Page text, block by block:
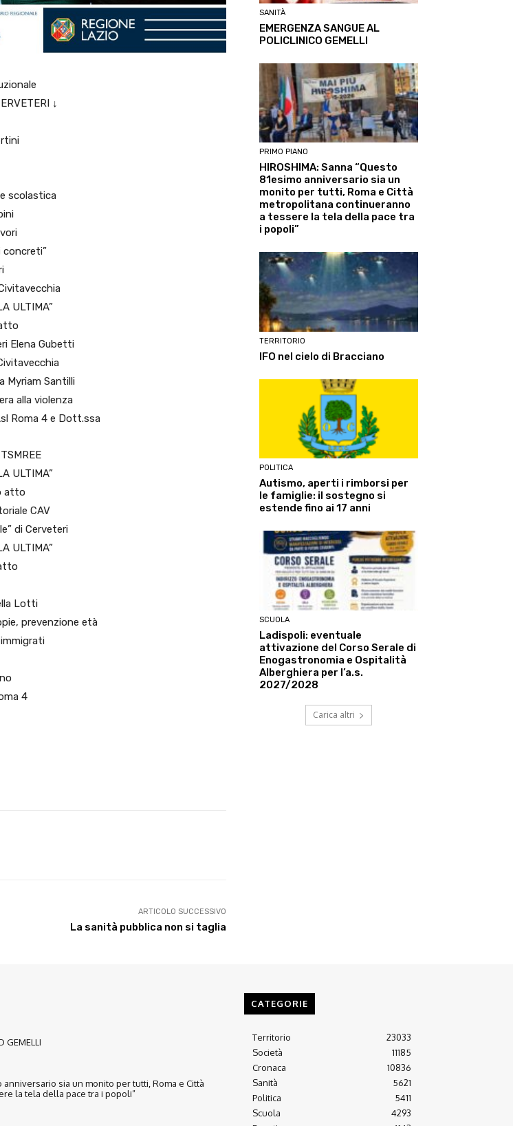
↓
scolastica
concreti”
ULTIMA”
Elena Gubetti
Myriam Santilli
alla violenza
Roma 4 e Dott.ssa
ULTIMA”
atto
CAV
di Cerveteri
ULTIMA”
Lotti
prevenzione età
4
ARTICOLO SUCCESSIVO
La sanità pubblica non si taglia
SANITÀ
EMERGENZA SANGUE AL
POLICLINICO GEMELLI
PRIMO PIANO
HIROSHIMA: Sanna “Questo
81esimo anniversario sia un
monito per tutti, Roma e Città
metropolitana continueranno
a tessere la tela della pace tra
i popoli”
TERRITORIO
IFO nel cielo di Bracciano
POLITICA
Autismo, aperti i rimborsi per
le famiglie: il sostegno si
estende fino ai 17 anni
SCUOLA
Ladispoli: eventuale
attivazione del Corso Serale di
Enogastronomia e Ospitalità
Alberghiera per l’a.s.
2027/2028
Carica altri
GEMELLI
anniversario sia un monito per tutti, Roma e Città
la tela della pace tra i popoli”
CATEGORIE
Territorio
23033
Società
11185
Cronaca
10836
Sanità
5621
Politica
5411
Scuola
4293